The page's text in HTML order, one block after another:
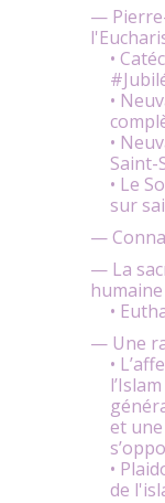
—
•
•
•
Saint-
• Le
sur
—
— La
humaine
•
— Une
•
et
•
de